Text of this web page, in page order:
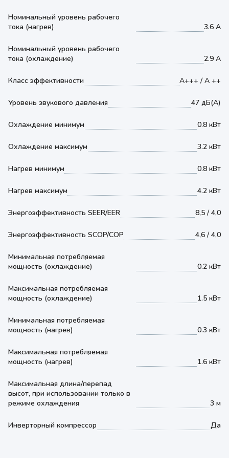
Номинальный уровень рабочего
тока (нагрев)
3.6 А
Номинальный уровень рабочего
тока (охлаждение)
2.9 А
Класс эффективности А+++ / A ++
Уровень звукового давления 47 дБ(А)
Охлаждение минимум 0.8 кВт
Охлаждение максимум 3.2 кВт
Нагрев минимум 0.8 кВт
Нагрев максимум 4.2 кВт
Энергоэффективность SEER/EER 8,5 / 4,0
Энергоэффективность SCOP/COP 4,6 / 4,0
Минимальная потребляемая
мощность (охлаждение)
0.2 кВт
Максимальная потребляемая
мощность (охлаждение)
1.5 кВт
Минимальная потребляемая
мощность (нагрев)
0.3 кВт
Максимальная потребляемая
мощность (нагрев)
1.6 кВт
Максимальная длина/перепад
высот, при использовании только в
режиме охлаждения
3 м
Инверторный компрессор Да